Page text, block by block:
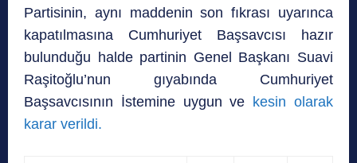
Partisinin, aynı maddenin son fıkrası uyarınca
kapatılmasına Cumhuriyet Başsavcısı hazır
bulunduğu halde partinin Genel Başkanı Suavi
Raşitoğlu’nun gıyabında Cumhuriyet
Başsavcısının İstemine uygun ve kesin olarak
karar verildi.